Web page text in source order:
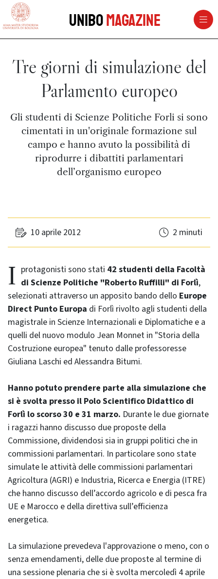
vai al contenuto della pagina
UniboMagazine
Tre giorni di simulazione del
Parlamento europeo
Gli studenti di Scienze Politiche Forli si sono
cimentati in un'originale formazione sul
campo e hanno avuto la possibilità di
riprodurre i dibattiti parlamentari
dell’organismo europeo
10 aprile 2012 2 minuti
I protagonisti sono stati 42 studenti della Facoltà
di Scienze Politiche "Roberto Ruffilli" di Forlì,
selezionati attraverso un apposito bando dello Europe
Direct Punto Europa di Forlì rivolto agli studenti della
magistrale in Scienze Internazionali e Diplomatiche e a
quelli del nuovo modulo Jean Monnet in "Storia della
Costruzione europea" tenuto dalle professoresse
Giuliana Laschi ed Alessandra Bitumi.
Hanno potuto prendere parte alla simulazione che
si è svolta presso il Polo Scientifico Didattico di
Forlì lo scorso 30 e 31 marzo. Durante le due giornate
i ragazzi hanno discusso due proposte della
Commissione, dividendosi sia in gruppi politici che in
commissioni parlamentari. In particolare sono state
simulate le attività delle commissioni parlamentari
Agricoltura (AGRI) e Industria, Ricerca e Energia (ITRE)
che hanno discusso dell’accordo agricolo e di pesca fra
UE e Marocco e della direttiva sull’efficienza
energetica.
La simulazione prevedeva l'approvazione o meno, con o
senza emendamenti, delle due proposte al termine di
una sessione plenaria che si è svolta mercoledì 4 aprile